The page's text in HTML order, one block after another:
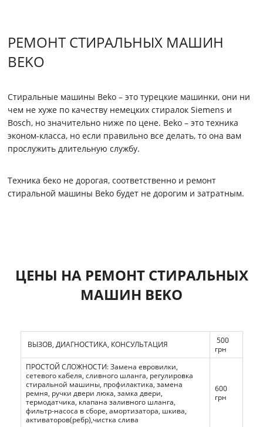
РЕМОНТ СТИРАЛЬНЫХ МАШИН
BEKO
Стиральные машины Beko – это турецкие машинки, они ни
чем не хуже по качеству немецких стиралок Siemens и
Bosch, но значительно ниже по цене. Beko – это техника
эконом-класса, но если правильно все делать, то она вам
прослужить длительную службу.
Техника беко не дорогая, соответственно и ремонт
стиральной машины Beko будет не дорогим и затратным.
ЦЕНЫ НА РЕМОНТ СТИРАЛЬНЫХ
МАШИН BEKO
ВЫЗОВ, ДИАГНОСТИКА, КОНСУЛЬТАЦИЯ
500
грн
ПРОСТОЙ СЛОЖНОСТИ: Замена евровилки,
сетевого кабеля, сливного шланга, регулировка
стиральной машины, профилактика, замена
ремня, ручки двери люка, замка двери,
термодатчика, клапана заливного шланга,
фильтр-насоса в сборе, амортизатора, шкива,
активаторов(ребр),чистка слива
600
грн